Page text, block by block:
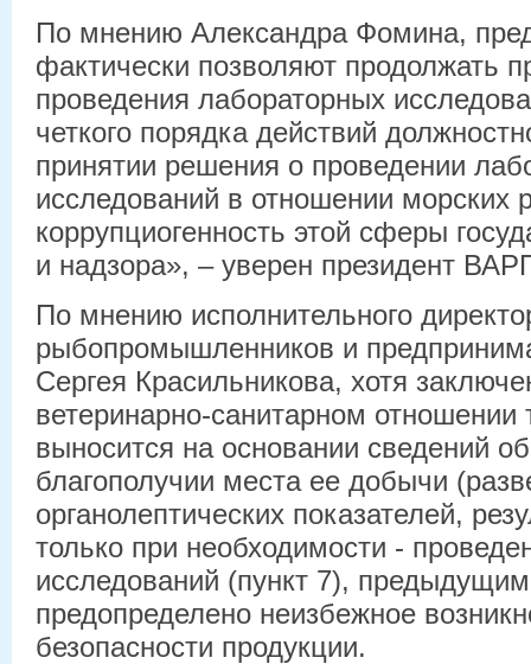
По мнению Александра Фомина,
фактически позволяют продолжать
проведения лабораторных
четкого порядка действий
принятии решения о проведении
исследований в отношении морских
коррупциогенность этой сферы
и надзора», – уверен президент
По мнению исполнительного
рыбопромышленников и
Сергея Красильникова, хотя
ветеринарно-санитарном
выносится на основании сведений
благополучии места ее добычи
органолептических показателей,
только при необходимости -
исследований (пункт 7),
предопределено неизбежное
безопасности продукции.